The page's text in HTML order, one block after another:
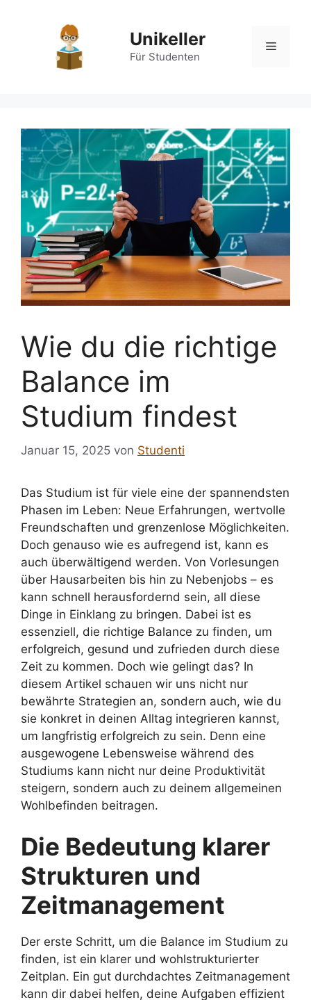
Unikeller
Für Studenten
Menü
Wie du die richtige
Balance im
Studium findest
Januar 15, 2025 von Studenti
Das Studium ist für viele eine der spannendsten
Phasen im Leben: Neue Erfahrungen, wertvolle
Freundschaften und grenzenlose Möglichkeiten.
Doch genauso wie es aufregend ist, kann es
auch überwältigend werden. Von Vorlesungen
über Hausarbeiten bis hin zu Nebenjobs – es
kann schnell herausfordernd sein, all diese
Dinge in Einklang zu bringen. Dabei ist es
essenziell, die richtige Balance zu finden, um
erfolgreich, gesund und zufrieden durch diese
Zeit zu kommen. Doch wie gelingt das? In
diesem Artikel schauen wir uns nicht nur
bewährte Strategien an, sondern auch, wie du
sie konkret in deinen Alltag integrieren kannst,
um langfristig erfolgreich zu sein. Denn eine
ausgewogene Lebensweise während des
Studiums kann nicht nur deine Produktivität
steigern, sondern auch zu deinem allgemeinen
Wohlbefinden beitragen.
Die Bedeutung klarer
Strukturen und
Zeitmanagement
Der erste Schritt, um die Balance im Studium zu
finden, ist ein klarer und wohlstrukturierter
Zeitplan. Ein gut durchdachtes Zeitmanagement
kann dir dabei helfen, deine Aufgaben effizient